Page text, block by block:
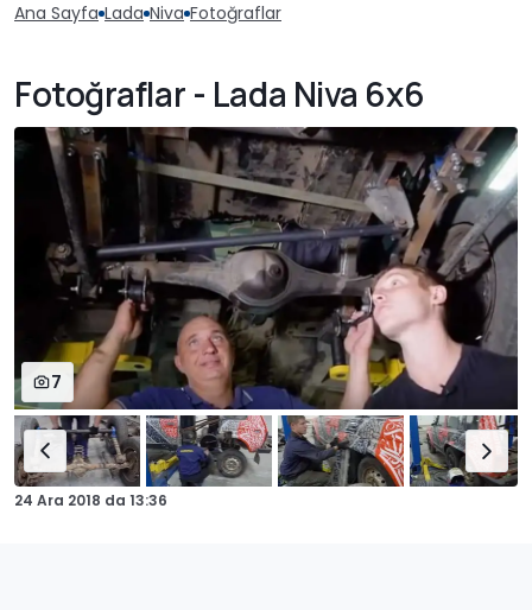
Ana Sayfa Lada Niva Fotoğraflar
Fotoğraflar - Lada Niva 6x6
7
24 Ara 2018 da 13:36